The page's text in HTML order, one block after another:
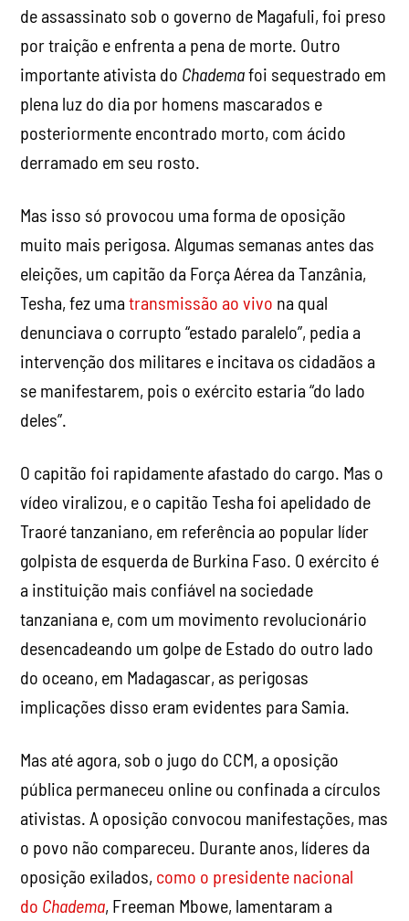
de assassinato sob o governo de Magafuli, foi preso
por traição e enfrenta a pena de morte. Outro
importante ativista do Chademafoi sequestrado em
plena luz do dia por homens mascarados e
posteriormente encontrado morto, com ácido
derramado em seu rosto.
Mas isso só provocou uma forma de oposição
muito mais perigosa. Algumas semanas antes das
eleições, um capitão da Força Aérea da Tanzânia,
Tesha, fez umatransmissão ao vivo na qual
denunciava o corrupto “estado paralelo”, pedia a
intervenção dos militares e incitava os cidadãos a
se manifestarem, pois o exército estaria “do lado
deles”.
O capitão foi rapidamente afastado do cargo. Mas o
vídeo viralizou, e o capitão Tesha foi apelidado de
Traoré tanzaniano, em referência ao popular líder
golpista de esquerda de Burkina Faso. O exército é
a instituição mais confiável na sociedade
tanzaniana e, com um movimento revolucionário
desencadeando um golpe de Estado do outro lado
do oceano, em Madagascar, as perigosas
implicações disso eram evidentes para Samia.
Mas até agora, sob o jugo do CCM, a oposição
pública permaneceu online ou confinada a círculos
ativistas. A oposição convocou manifestações, mas
o povo não compareceu. Durante anos, líderes da
oposição exilados, como o presidente nacional
do Chadema, Freeman Mbowe, lamentaram a